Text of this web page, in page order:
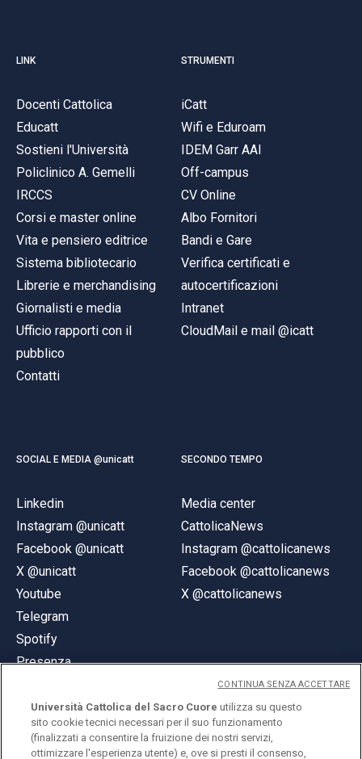
LINK
Docenti Cattolica
Educatt
Sostieni l'Università
Policlinico A. Gemelli
IRCCS
Corsi e master online
Vita e pensiero editrice
Sistema bibliotecario
Librerie e merchandising
Giornalisti e media
Ufficio rapporti con il
pubblico
Contatti
STRUMENTI
iCatt
Wifi e Eduroam
IDEM Garr AAI
Off-campus
CV Online
Albo Fornitori
Bandi e Gare
Verifica certificati e
autocertificazioni
Intranet
CloudMail e mail @icatt
SOCIAL E MEDIA @unicatt
Linkedin
Instagram @unicatt
Facebook @unicatt
X @unicatt
Youtube
Telegram
Spotify
Presenza
SECONDO TEMPO
Media center
CattolicaNews
Instagram @cattolicanews
Facebook @cattolicanews
X @cattolicanews
Università Cattolica del Sacro Cuore utilizza su questo
sito cookie tecnici necessari per il suo funzionamento
(finalizzati a consentire la fruizione dei nostri servizi,
ottimizzare l'esperienza utente) e, ove si presti il consenso,
CONTINUA SENZA ACCETTARE